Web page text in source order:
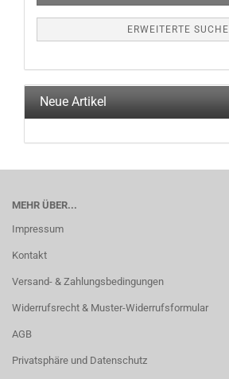
ERWEITERTE SUCHE
Neue Artikel
MEHR ÜBER...
Impressum
Kontakt
Versand- & Zahlungsbedingungen
Widerrufsrecht & Muster-Widerrufsformular
AGB
Privatsphäre und Datenschutz